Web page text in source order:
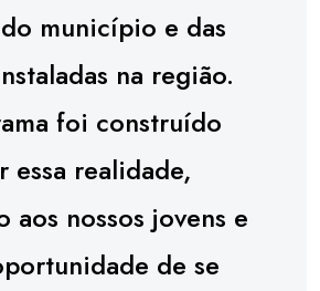
município e das
na região.
foi construído
essa realidade,
aos nossos jovens e
de se